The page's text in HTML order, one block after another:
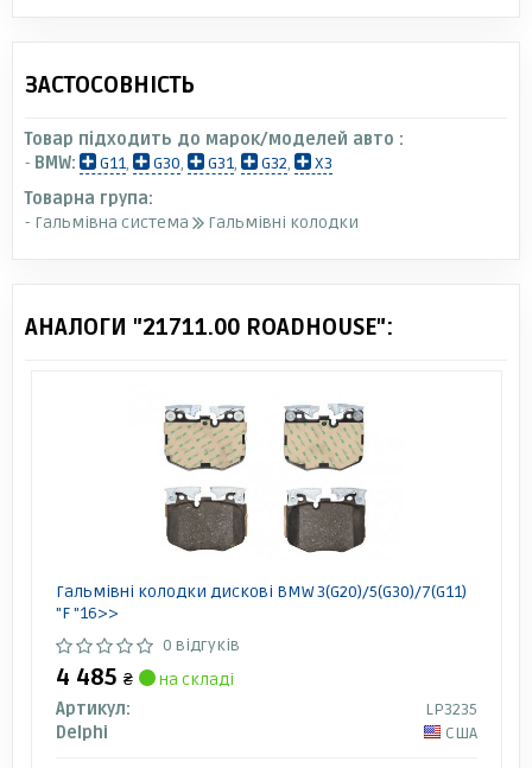
ЗАСТОСОВНІСТЬ
Товар підходить до марок/моделей авто :
- BMW: G11, G30, G31, G32,
X3
Товарна група:
- Гальмівна система
Гальмівні колодки
АНАЛОГИ "21711.00 ROADHOUSE":
Гальмівні колодки дискові BMW 3(G20)/5(G30)/7(G11)
"F "16>>
0 відгуків
4 485 ₴
на складі
Артикул:
LP3235
Delphi
США